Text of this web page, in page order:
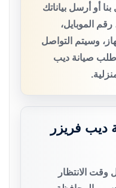
أو أرسل بياناتك
الموبايل،
وسيتم التواصل
طلب صيانة ديب
ديب فريزر
وقت الانتظار